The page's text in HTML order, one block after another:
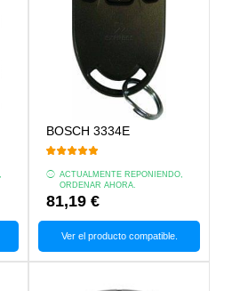
BOSCH 3334E
ACTUALMENTE REPONIENDO,
ORDENAR AHORA.
81,19 €
Ver el producto compatible.